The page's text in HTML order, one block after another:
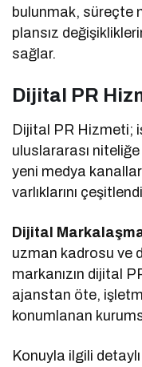
bulunmak, süreçte
plansız
sağlar.
Dijital PR
Dijital PR Hizmeti;
uluslararası
yeni medya
varlıklarını
Dijital
uzman kadrosu ve
markanızın dijital
ajanstan öte,
konumlanan
Konuyla ilgili